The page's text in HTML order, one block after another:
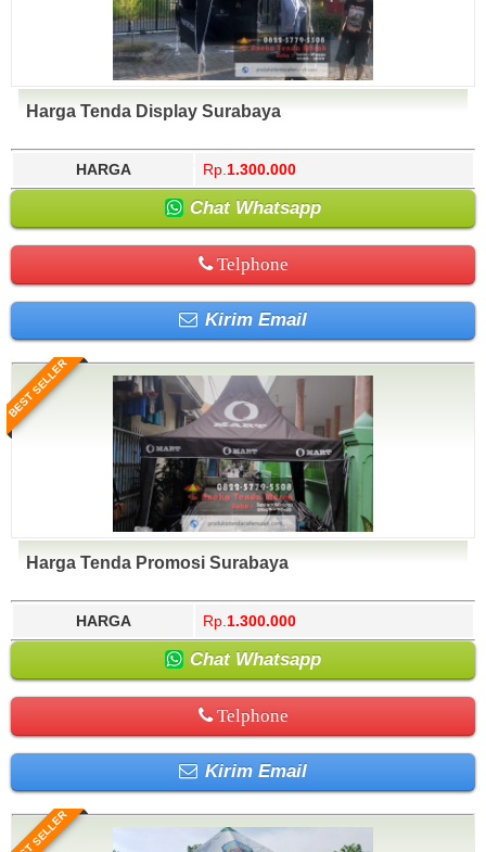
Harga Tenda Display Surabaya
HARGA Rp. 1.300.000
Chat Whatsapp
Telphone
Kirim Email
BEST SELLER
Harga Tenda Promosi Surabaya
HARGA Rp. 1.300.000
Chat Whatsapp
Telphone
Kirim Email